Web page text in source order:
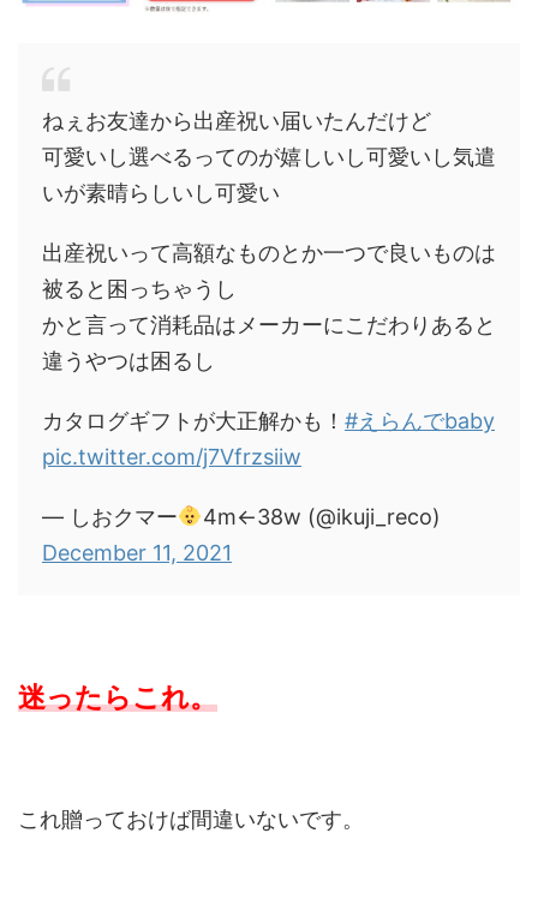
ねぇお友達から出産祝い届いたんだけど
可愛いし選べるってのが嬉しいし可愛いし気遣
いが素晴らしいし可愛い
出産祝いって高額なものとか一つで良いものは
被ると困っちゃうし
かと言って消耗品はメーカーにこだわりあると
違うやつは困るし
カタログギフトが大正解かも！ #えらんでbaby
pic.twitter.com/j7Vfrzsiiw
— しおクマー
4m←38w (@ikuji_reco)
December 11, 2021
迷ったらこれ。
これ贈っておけば間違いないです。